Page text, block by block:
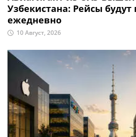
Узбекистана: Рейсы
ежедневно
10 Август, 2026